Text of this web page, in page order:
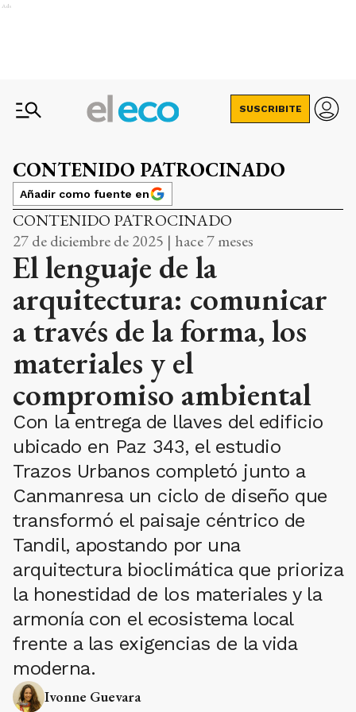
Ads
SUSCRIBITE
CONTENIDO PATROCINADO
Añadir como fuente en
CONTENIDO PATROCINADO
27 de diciembre de 2025 | hace 7 meses
El lenguaje de la
arquitectura: comunicar
a través de la forma, los
materiales y el
compromiso ambiental
Con la entrega de llaves del edificio
ubicado en Paz 343, el estudio
Trazos Urbanos completó junto a
Canmanresa un ciclo de diseño que
transformó el paisaje céntrico de
Tandil, apostando por una
arquitectura bioclimática que prioriza
la honestidad de los materiales y la
armonía con el ecosistema local
frente a las exigencias de la vida
moderna.
Ivonne Guevara